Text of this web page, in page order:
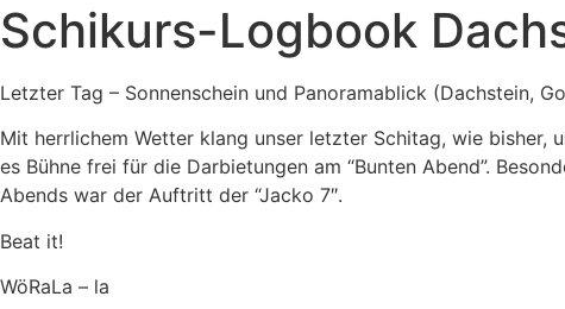
Schikurs-Logbook
Letzter Tag – Sonnenschein und Panoramablick (Dachstein,
Mit herrlichem Wetter klang unser letzter Schitag, wie bisher,
es Bühne frei für die Darbietungen am “Bunten Abend”.
Abends war der Auftritt der “Jacko 7″.
Beat it!
WöRaLa – la